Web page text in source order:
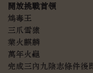
開放挑戰首領
鴆毒王
三爪雪猿
業火麒麟
萬年火龜
完成三內九陰志條件後